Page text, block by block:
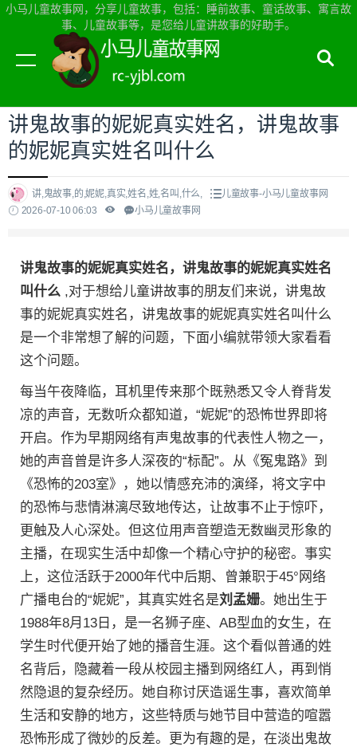
小马儿童故事网，分享儿童故事，包括：睡前故事、童话故事、寓言故
事、儿童故事等，是您给儿童讲故事的好助手。
当前位置：小马儿童故事网首页>儿童故事
讲鬼故事的妮妮真实姓名，讲鬼故事
的妮妮真实姓名叫什么
讲,鬼故事,的,妮妮,真实,姓名,姓,名叫,什么,
儿童故事-小马儿童故事网
2026-07-10 06:03
小马儿童故事网
讲鬼故事的妮妮真实姓名，讲鬼故事的妮妮真实姓名
叫什么 ,对于想给儿童讲故事的朋友们来说，讲鬼故
事的妮妮真实姓名，讲鬼故事的妮妮真实姓名叫什么
是一个非常想了解的问题，下面小编就带领大家看看
这个问题。
每当午夜降临，耳机里传来那个既熟悉又令人脊背发
凉的声音，无数听众都知道，“妮妮”的恐怖世界即将
开启。作为早期网络有声鬼故事的代表性人物之一，
她的声音曾是许多人深夜的“标配”。从《冤鬼路》到
《恐怖的203室》，她以情感充沛的演绎，将文字中
的恐怖与悲情淋漓尽致地传达，让故事不止于惊吓，
更触及人心深处。但这位用声音塑造无数幽灵形象的
主播，在现实生活中却像一个精心守护的秘密。事实
上，这位活跃于2000年代中后期、曾兼职于45°网络
广播电台的“妮妮”，其真实姓名是刘孟姗。她出生于
1988年8月13日，是一名狮子座、AB型血的女生，在
学生时代便开始了她的播音生涯。这个看似普通的姓
名背后，隐藏着一段从校园主播到网络红人，再到悄
然隐退的复杂经历。她自称讨厌造谣生事，喜欢简单
生活和安静的地方，这些特质与她节目中营造的喧嚣
恐怖形成了微妙的反差。更为有趣的是，在淡出鬼故